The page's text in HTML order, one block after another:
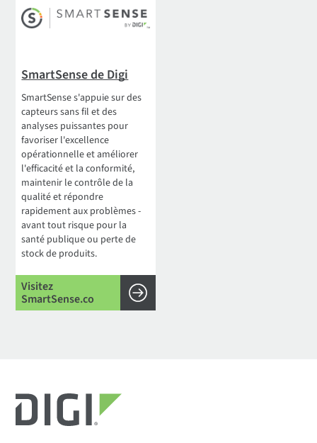
SmartSense de Digi
SmartSense s'appuie sur des
capteurs sans fil et des
analyses puissantes pour
favoriser l'excellence
opérationnelle et améliorer
l'efficacité et la conformité,
maintenir le contrôle de la
qualité et répondre
rapidement aux problèmes -
avant tout risque pour la
santé publique ou perte de
stock de produits.
Visitez
SmartSense.co